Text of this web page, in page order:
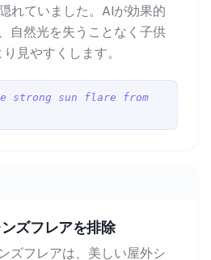
れていました。AIが効果的
自然光を失うことなく子供
見やすくします。
strong sun flare from
ズフレアを排除
ズフレアは、美しい屋外シ